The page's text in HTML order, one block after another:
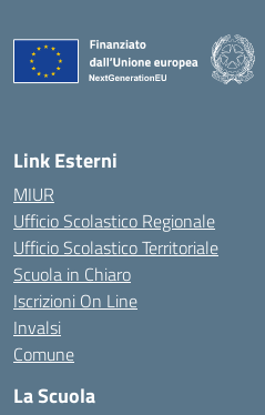
Link Esterni
MIUR
Ufficio Scolastico Regionale
Ufficio Scolastico Territoriale
Scuola in Chiaro
Iscrizioni On Line
Invalsi
Comune
La Scuola